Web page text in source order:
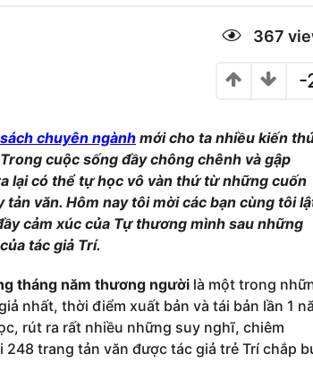
367
-
sách chuyên ngành mới cho ta nhiều kiến
cuộc sống đầy chông chênh và gập
lại có thể tự học vô vàn thứ từ những cuốn
văn. Hôm nay tôi mời các bạn cùng tôi
cảm xúc của Tự thương mình sau những
tác giả Trí.
tháng năm thương người là một trong
nhất, thời điểm xuất bản và tái bản lần 1
rút ra rất nhiều những suy nghĩ, chiêm
248 trang tản văn được tác giả trẻ Trí chắp